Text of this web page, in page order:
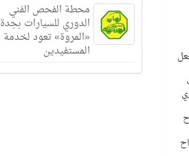
محطة الفحص الفني
الدوري للسيارات بجدة
«المروة» تعود لخدمة
المستفيدين